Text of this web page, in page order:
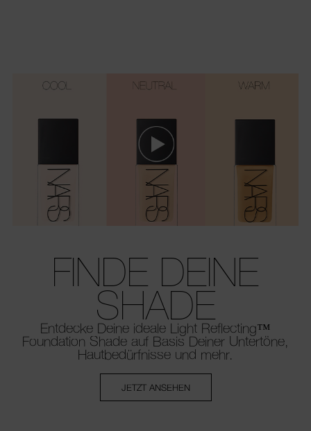
FINDE DEINE
SHADE
Entdecke Deine ideale Light Reflecting™
Foundation Shade auf Basis Deiner Untertöne,
Hautbedürfnisse und mehr.
JETZT ANSEHEN